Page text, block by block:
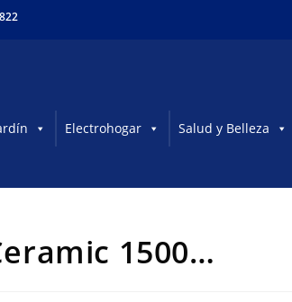
Electrohogar Salud y Belleza
1500…